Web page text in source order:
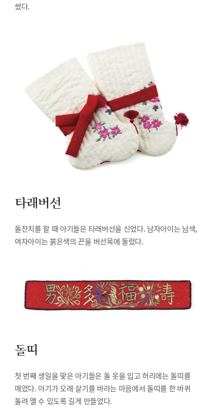
썼다.
타래버선
돌잔치를 할 때 아기들은 타래버선을 신었다. 남자아이는 남색,
여자아이는 붉은색의 끈을 버선목에 둘렀다.
돌띠
첫 번째 생일을 맞은 아기들은 돌 옷을 입고 허리에는 돌띠를
매었다. 아기가 오래 살기를 바라는 마음에서 돌띠를 한 바퀴
돌려 맬 수 있도록 길게 만들었다.